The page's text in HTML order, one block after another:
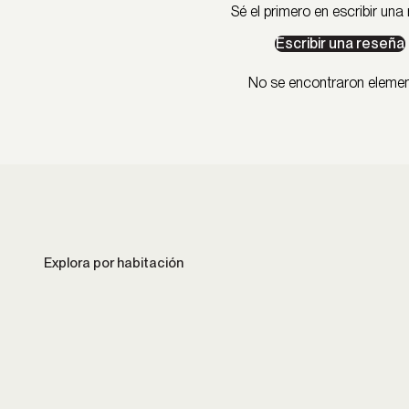
Sé el primero en escribir una
Escribir una reseña
No se encontraron